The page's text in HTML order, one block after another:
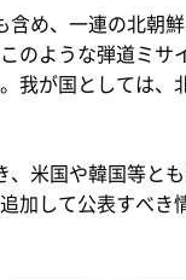
め、一連の北朝
のような弾道ミ
我が国としては
米国や韓国等と
加して公表すべき